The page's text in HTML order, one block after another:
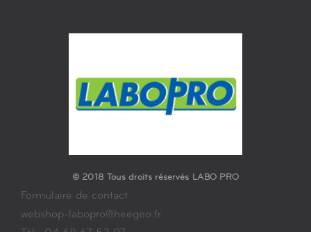
© 2018 Tous droits réservés LABO PRO
Formulaire de contact
webshop-labopro@heegeo.fr